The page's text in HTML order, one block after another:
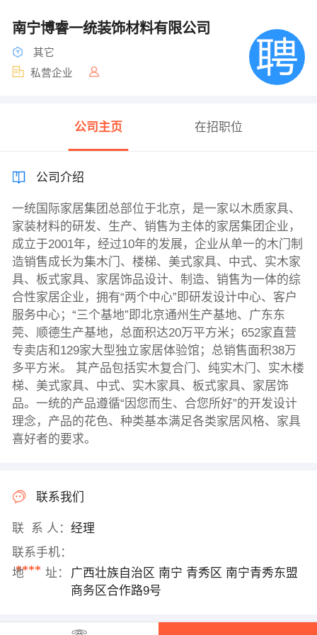
南宁博睿一统装饰材料有限公司
其它
私营企业
公司主页 在招职位
公司介绍
一统国际家居集团总部位于北京，是一家以木质家具、
家装材料的研发、生产、销售为主体的家居集团企业，
成立于2001年，经过10年的发展，企业从单一的木门制
造销售成长为集木门、楼梯、美式家具、中式、实木家
具、板式家具、家居饰品设计、制造、销售为一体的综
合性家居企业，拥有“两个中心”即研发设计中心、客户
服务中心；“三个基地”即北京通州生产基地、广东东
莞、顺德生产基地，总面积达20万平方米；652家直营
专卖店和129家大型独立家居体验馆；总销售面积38万
多平方米。 其产品包括实木复合门、纯实木门、实木楼
梯、美式家具、中式、实木家具、板式家具、家居饰
品。一统的产品遵循“因您而生、合您所好”的开发设计
理念，产品的花色、种类基本满足各类家居风格、家具
喜好者的要求。
联系我们
联 系 人： 经理
联系手机：
****
地 址：
广西壮族自治区 南宁 青秀区 南宁青秀东盟
商务区合作路9号